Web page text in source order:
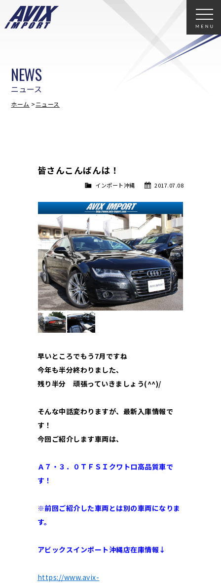
ニュース
NEWS
ホーム ニュース
皆さんこんばんは！
2017.07.08
インポート沖縄
早いところでもう7月ですね
今年も半分終わりました、
残り半分 頑張っていきましょう(^^)/
そんな中話変わりますが、最新入庫情報で
す！
今回ご紹介します車両は、
Ａ７・３．０ＴＦＳＩクワトロ高品質車で
す！
※前回ご紹介した車両とは別の車両になりま
す。
アビックスインポート沖縄店在庫情報↓
https://www.avix-